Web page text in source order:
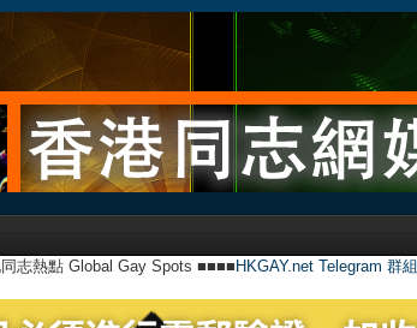
志熱點 Global Gay Spots ■■■■ HKGAY.net Telegram 群組